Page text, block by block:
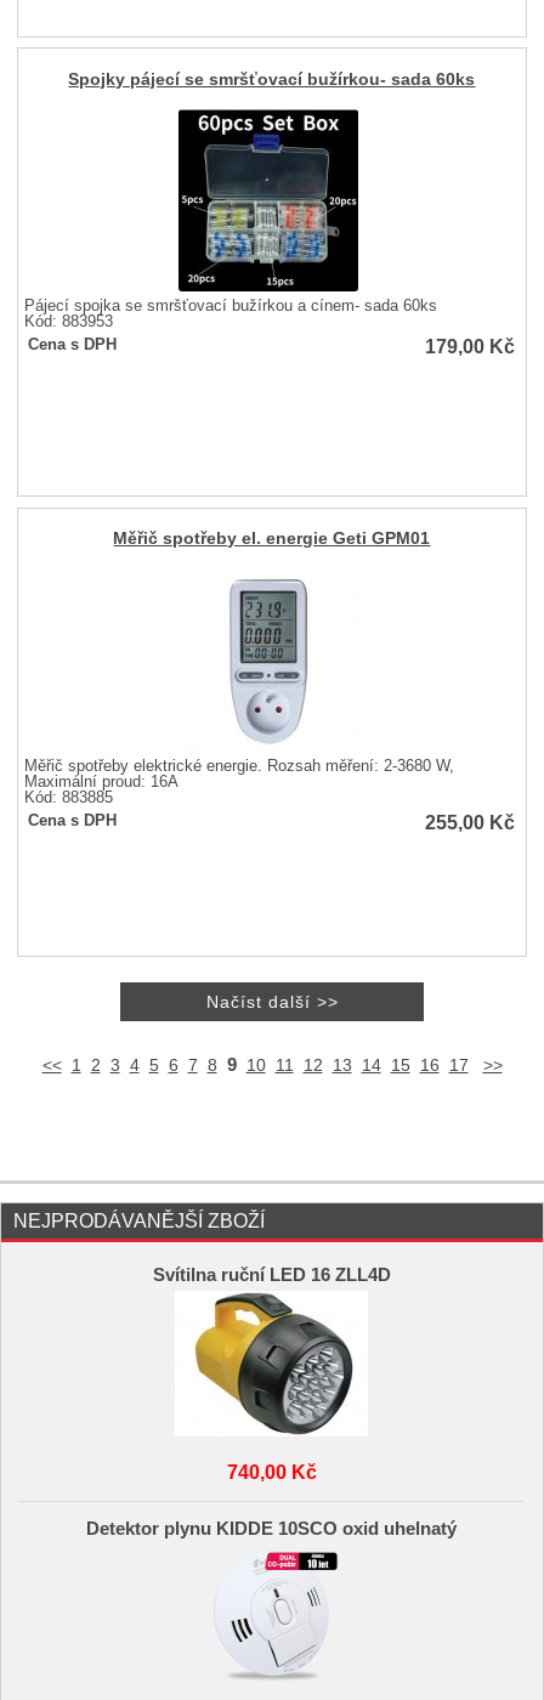
Spojky pájecí se smršťovací bužírkou- sada 60ks
Pájecí spojka se smršťovací bužírkou a cínem- sada 60ks
Kód: 883953
Cena s DPH
179,00 Kč
Měřič spotřeby el. energie Geti GPM01
Měřič spotřeby elektrické energie. Rozsah měření: 2-3680 W,
Maximální proud: 16A
Kód: 883885
Cena s DPH
255,00 Kč
<< 1 2 3 4 5 6 7 8 9 10 11 12 13 14 15 16 17 >>
NEJPRODÁVANĚJŠÍ ZBOŽÍ
Svítilna ruční LED 16 ZLL4D
740,00 Kč
Detektor plynu KIDDE 10SCO oxid uhelnatý